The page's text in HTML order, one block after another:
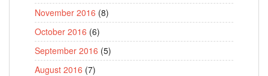
November 2016 (8)
October 2016 (6)
September 2016 (5)
August 2016 (7)